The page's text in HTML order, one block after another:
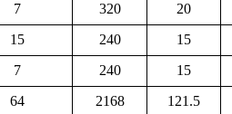
7 320 20
15 240 15
7 240 15
64 2168 121.5